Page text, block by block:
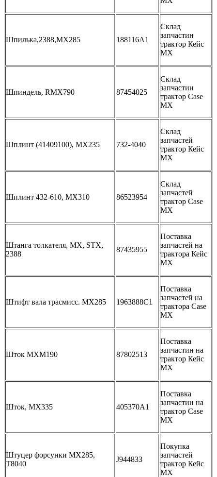
Шпилька,2388,MX285 188116A1
Склад
запчастин
трактор Кейс
МХ
Шпиндель, RMX790 87454025
Склад
запчастин
трактор Case
MX
Шплинт (41409100), MX235 732-4040
Склад
запчастей
трактор Кейс
МХ
Шплинт 432-610, MX310 86523954
Склад
запчастей
трактор Case
MX
Штанга толкателя, MX, STX,
2388
87435955
Поставка
запчастей на
трактора Кейс
МХ
Штифт вала трасмисс. MX285 1963888C1
Поставка
запчастей на
трактора Case
MX
Шток MXM190 87802513
Поставка
запчастин на
трактор Кейс
МХ
Шток, MX335 405370A1
Поставка
запчастин на
трактор Case
MX
Штуцер форсунки MX285,
T8040
J944833
Покупка
запчастей
трактор Кейс
МХ